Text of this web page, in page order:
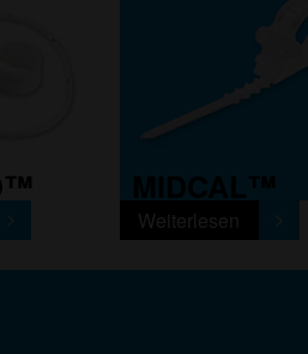
Weiterlesen